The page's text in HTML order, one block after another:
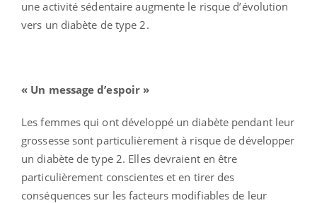
une activité sédentaire augmente le risque d’évolution
vers un diabète de type 2.
« Un message d’espoir »
Les femmes qui ont développé un diabète pendant leur
grossesse sont particulièrement à risque de développer
un diabète de type 2. Elles devraient en être
particulièrement conscientes et en tirer des
conséquences sur les facteurs modifiables de leur